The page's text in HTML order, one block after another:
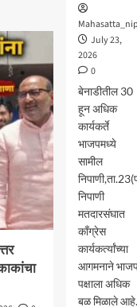
July 23,
2026
0
बेनाडीतील 30
हून अधिक
कार्यकर्ते
भाजपमध्ये
सामील
निपाणी
मतदारसंघात
काँग्रेस
कार्यकर्त्यांच्या
आगमनाने
पक्षाला अधिक
बळ मिळाले आहे.